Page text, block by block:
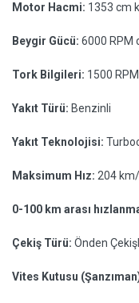
Motor Hacmi: 1353 cm
Beygir Gücü: 6000 RPM
Tork Bilgileri: 1500
Yakıt Türü: Benzinli
Yakıt Teknolojisi:
Maksimum Hız: 204
0-100 km arası
Çekiş Türü: Önden
Vites Kutusu